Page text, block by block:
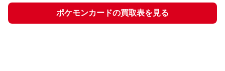
ポケモンカードの買取表を見る